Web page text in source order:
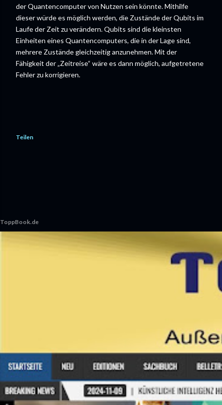
der Quantencomputer von Nutzen sein könnte. Mithilfe
dieser würde es möglich werden, die Zustände der Qubits im
Laufe der Zeit zu verändern. Qubits sind die kleinsten
Einheiten eines Quantencomputers, die in der Lage sind,
mehrere Zustände gleichzeitig anzunehmen. Mit der
Fähigkeit der „Zeitreise“ wäre es dann möglich, aufgetretene
Fehler zu korrigieren.
Teilen
ToppBook.de